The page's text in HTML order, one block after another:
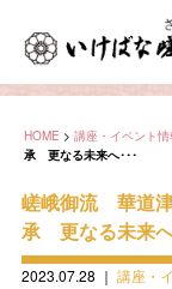
HOME > 講座・イベント情
承 更なる未来へ･･･
嵯峨御流 華道
承 更なる未来
2023.07.28 ｜ 講座・